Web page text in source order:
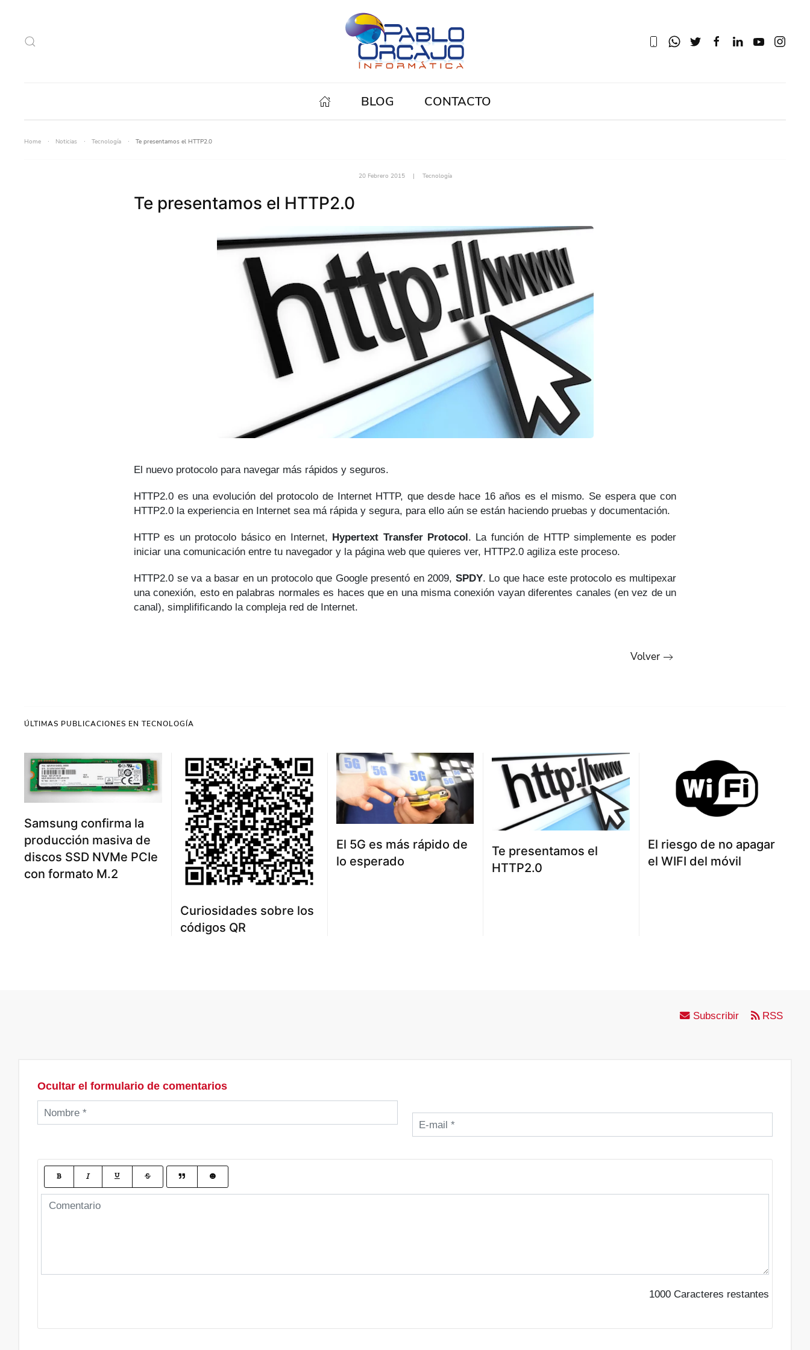
BLOG CONTACTO
Home Noticias Tecnología Te presentamos el HTTP2.0
20 Febrero 2015| Tecnología
Te presentamos el HTTP2.0
El nuevo protocolo para navegar más rápidos y seguros.
HTTP2.0 es una evolución del protocolo de Internet HTTP, que desde hace 16 años es el mismo. Se espera que con
HTTP2.0 la experiencia en Internet sea má rápida y segura, para ello aún se están haciendo pruebas y documentación.
HTTP es un protocolo básico en Internet, Hypertext Transfer Protocol. La función de HTTP simplemente es poder
iniciar una comunicación entre tu navegador y la página web que quieres ver, HTTP2.0 agiliza este proceso.
HTTP2.0 se va a basar en un protocolo que Google presentó en 2009, SPDY. Lo que hace este protocolo es multipexar
una conexión, esto en palabras normales es haces que en una misma conexión vayan diferentes canales (en vez de un
canal), simplifificando la compleja red de Internet.
Volver
ÚLTIMAS PUBLICACIONES EN TECNOLOGÍA
Samsung confirma la
producción masiva de
discos SSD NVMe PCIe
con formato M.2
Curiosidades sobre los
códigos QR
El 5G es más rápido de
lo esperado
Te presentamos el
HTTP2.0
El riesgo de no apagar
el WIFI del móvil
Subscribir RSS
Ocultar el formulario de comentarios
1000 Caracteres restantes